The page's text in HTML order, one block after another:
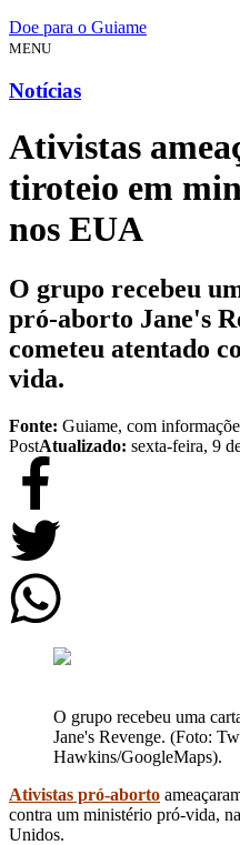
Doe para o Guiame
MENU
Notícias
Ativistas
tiroteio em
nos EUA
O grupo recebeu
pró-aborto Jane's
cometeu atentado
vida.
Fonte: Guiame, com
PostAtualizado: sexta-feira, 9
O grupo recebeu uma
Jane's Revenge. (Foto:
Hawkins/GoogleMaps).
Ativistas pró-aborto
contra um ministério pró-vida,
Unidos.